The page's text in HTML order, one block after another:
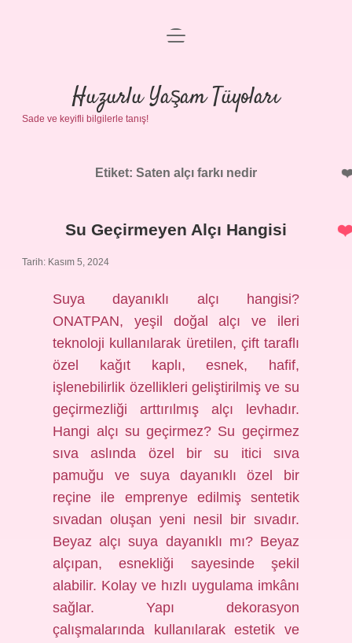
Anasayfa
Gizlilik Politikası
Yasal Uyarı
menüyü
Huzurlu Yaşam Tüyoları
Sade ve keyifli bilgilerle tanış!
Etiket: Saten alçı farkı nedir
Su Geçirmeyen Alçı Hangisi
Tarih: Kasım 5, 2024
Suya dayanıklı alçı hangisi?
ONATPAN, yeşil doğal alçı ve ileri
teknoloji kullanılarak üretilen, çift taraflı
özel kağıt kaplı, esnek, hafif,
işlenebilirlik özellikleri geliştirilmiş ve su
geçirmezliği arttırılmış alçı levhadır.
Hangi alçı su geçirmez? Su geçirmez
sıva aslında özel bir su itici sıva
pamuğu ve suya dayanıklı özel bir
reçine ile emprenye edilmiş sentetik
sıvadan oluşan yeni nesil bir sıvadır.
Beyaz alçı suya dayanıklı mı? Beyaz
alçıpan, esnekliği sayesinde şekil
alabilir. Kolay ve hızlı uygulama imkânı
sağlar. Yapı dekorasyon
çalışmalarında kullanılarak estetik ve